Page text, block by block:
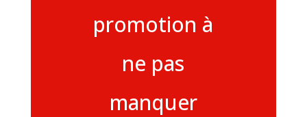
promotion à
ne pas
manquer